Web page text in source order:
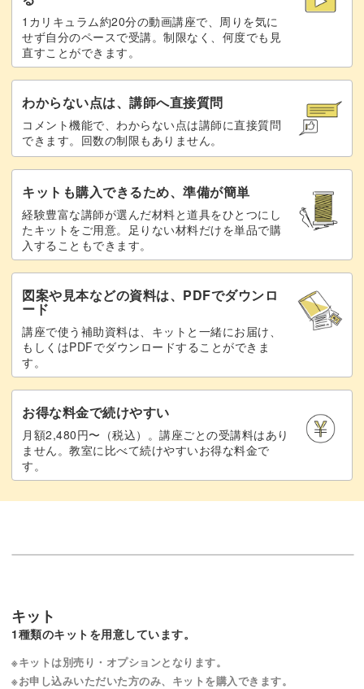
ぜひいろんな色で試してみてくださいね。
普段から文字を書くことがお好きな方はもちろんのこと、
書くのは苦手だけど、この文字を見て「かわいい！」と思
った方は、今がはじめどき！
ブラッシュレタリングの素敵な世界を堪能しましょう♪
1カリキュラム約20分の動画講座で、周りを気に
せず自分のペースで受講。制限なく、何度でも見
直すことができます。
わからない点は、講師へ直接質問
コメント機能で、わからない点は講師に直接質問
できます。回数の制限もありません。
キットも購入できるため、準備が簡単
経験豊富な講師が選んだ材料と道具をひとつにし
たキットをご用意。足りない材料だけを単品で購
入することもできます。
図案や見本などの資料は、PDFでダウンロ
ード
講座で使う補助資料は、キットと一緒にお届け、
もしくはPDFでダウンロードすることができま
す。
お得な料金で続けやすい
月額2,480円〜（税込）。講座ごとの受講料はあり
ません。教室に比べて続けやすいお得な料金で
す。
キット
1種類のキットを用意しています。
※キットは別売り・オプションとなります。
※お申し込みいただいた方のみ、キットを購入できます。